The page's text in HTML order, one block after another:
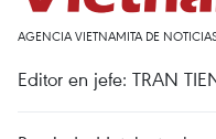
AGENCIA VIETNAMITA DE
Editor en jefe: TRAN